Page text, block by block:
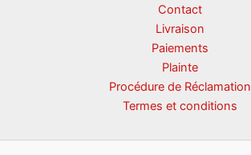
Contact
Livraison
Paiements
Plainte
Procédure de Réclamation
Termes et conditions